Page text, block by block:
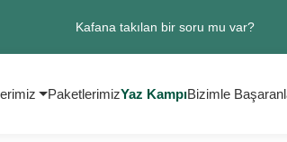
Kafana takılan bir soru mu var?
PaketlerimizYaz KampıBizimle